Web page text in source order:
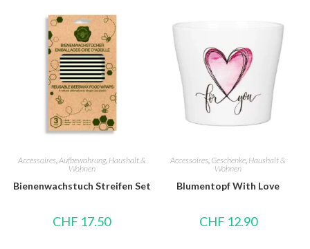
Accessoires Aufbewahrung, Haushalt &
Wohnen
Bienenwachstuch Streifen Set
CHF 17.50
Accessoires Geschenke Haushalt &
Wohnen
Blumentopf With Love
CHF 12.90